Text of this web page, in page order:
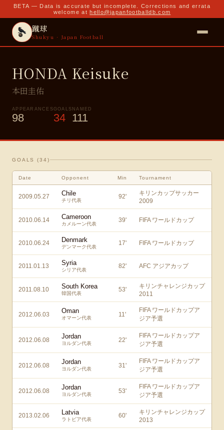
BETA — Data is accurate but incomplete. Corrections and errata
welcome at hello@japanfootballdb.com
蹴球
Shukyu · Japan Football
HONDA Keisuke
本田圭佑
APPEARANCES
98
GOALS
34
NAMED
111
GOALS (34 )
Date Opponent Min Tournament
2009.05.27 Chile
チリ代表
92'
キリンカップサッカー
2009
2010.06.14 Cameroon
カメルーン代表
39' FIFA ワールドカップ
2010.06.24 Denmark
デンマーク代表
17' FIFA ワールドカップ
2011.01.13 Syria
シリア代表
82' AFC アジアカップ
2011.08.10 South Korea
韓国代表
53'
キリンチャレンジカップ
2011
2012.06.03 Oman
オマーン代表 11'
FIFA ワールドカップア
ジア予選
2012.06.08 Jordan
ヨルダン代表 22'
FIFA ワールドカップア
ジア予選
2012.06.08 Jordan
ヨルダン代表 31'
FIFA ワールドカップア
ジア予選
2012.06.08 Jordan
ヨルダン代表 53'
FIFA ワールドカップア
ジア予選
2013.02.06 Latvia
ラトビア代表
60'
キリンチャレンジカップ
2013